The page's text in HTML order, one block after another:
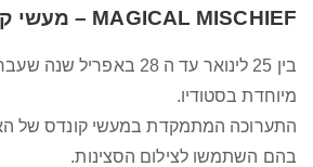
MAGICAL MISCHIEF – מעשי קונדס וכישופים
בין 25 לינואר עד ה 28
מיוחדת בסטודיו.
התערוכה המתמקדת במעשי קונדס של
בהם השתמשו לצילום הסצינות.